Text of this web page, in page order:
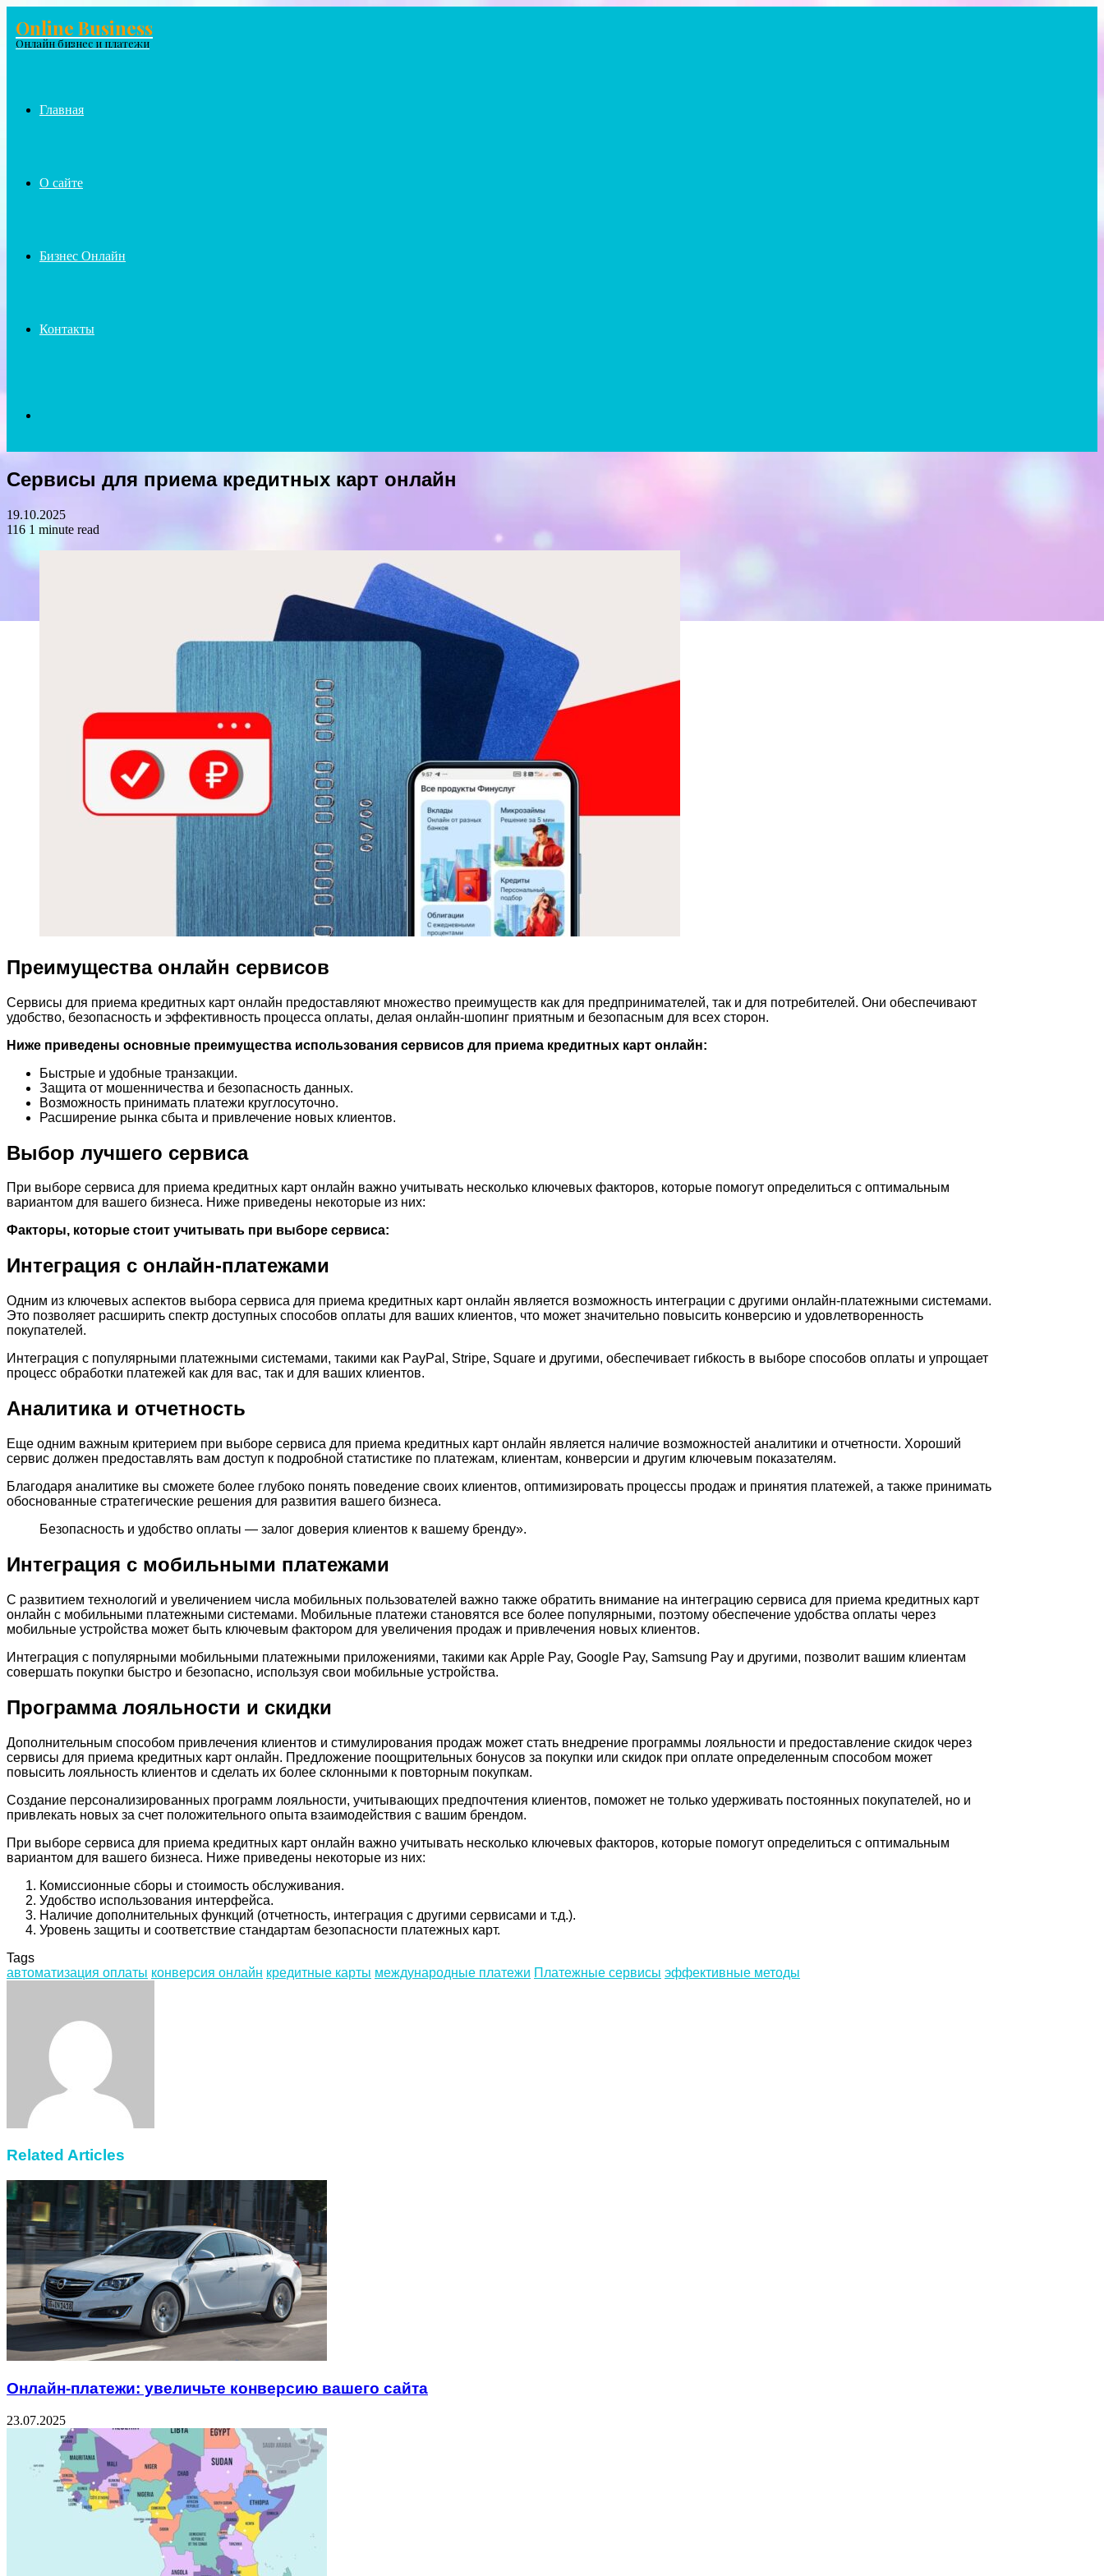
Menu
Online Business
Онлайн бизнес и платежи
Главная
О сайте
Бизнес Онлайн
Контакты
for
Сервисы для приема кредитных карт онлайн
19.10.2025
116 1 minute read
Преимущества онлайн сервисов
Сервисы для приема кредитных карт онлайн предоставляют множество преимуществ как для предпринимателей, так и для потребителей. Они обеспечивают
удобство, безопасность и эффективность процесса оплаты, делая онлайн-шопинг приятным и безопасным для всех сторон.
Ниже приведены основные преимущества использования сервисов для приема кредитных карт онлайн:
Быстрые и удобные транзакции.
Защита от мошенничества и безопасность данных.
Возможность принимать платежи круглосуточно.
Расширение рынка сбыта и привлечение новых клиентов.
Выбор лучшего сервиса
При выборе сервиса для приема кредитных карт онлайн важно учитывать несколько ключевых факторов, которые помогут определиться с оптимальным
вариантом для вашего бизнеса. Ниже приведены некоторые из них:
Факторы, которые стоит учитывать при выборе сервиса:
Интеграция с онлайн-платежами
Одним из ключевых аспектов выбора сервиса для приема кредитных карт онлайн является возможность интеграции с другими онлайн-платежными системами.
Это позволяет расширить спектр доступных способов оплаты для ваших клиентов, что может значительно повысить конверсию и удовлетворенность
покупателей.
Интеграция с популярными платежными системами, такими как PayPal, Stripe, Square и другими, обеспечивает гибкость в выборе способов оплаты и упрощает
процесс обработки платежей как для вас, так и для ваших клиентов.
Аналитика и отчетность
Еще одним важным критерием при выборе сервиса для приема кредитных карт онлайн является наличие возможностей аналитики и отчетности. Хороший
сервис должен предоставлять вам доступ к подробной статистике по платежам, клиентам, конверсии и другим ключевым показателям.
Благодаря аналитике вы сможете более глубоко понять поведение своих клиентов, оптимизировать процессы продаж и принятия платежей, а также принимать
обоснованные стратегические решения для развития вашего бизнеса.
Безопасность и удобство оплаты — залог доверия клиентов к вашему бренду».
Интеграция с мобильными платежами
С развитием технологий и увеличением числа мобильных пользователей важно также обратить внимание на интеграцию сервиса для приема кредитных карт
онлайн с мобильными платежными системами. Мобильные платежи становятся все более популярными, поэтому обеспечение удобства оплаты через
мобильные устройства может быть ключевым фактором для увеличения продаж и привлечения новых клиентов.
Интеграция с популярными мобильными платежными приложениями, такими как Apple Pay, Google Pay, Samsung Pay и другими, позволит вашим клиентам
совершать покупки быстро и безопасно, используя свои мобильные устройства.
Программа лояльности и скидки
Дополнительным способом привлечения клиентов и стимулирования продаж может стать внедрение программы лояльности и предоставление скидок через
сервисы для приема кредитных карт онлайн. Предложение поощрительных бонусов за покупки или скидок при оплате определенным способом может
повысить лояльность клиентов и сделать их более склонными к повторным покупкам.
Создание персонализированных программ лояльности, учитывающих предпочтения клиентов, поможет не только удерживать постоянных покупателей, но и
привлекать новых за счет положительного опыта взаимодействия с вашим брендом.
При выборе сервиса для приема кредитных карт онлайн важно учитывать несколько ключевых факторов, которые помогут определиться с оптимальным
вариантом для вашего бизнеса. Ниже приведены некоторые из них:
Комиссионные сборы и стоимость обслуживания.
Удобство использования интерфейса.
Наличие дополнительных функций (отчетность, интеграция с другими сервисами и т.д.).
Уровень защиты и соответствие стандартам безопасности платежных карт.
Tags
автоматизация оплаты конверсия онлайн кредитные карты международные платежи Платежные сервисы эффективные методы
Related Articles
Онлайн-платежи: увеличьте конверсию вашего сайта
23.07.2025